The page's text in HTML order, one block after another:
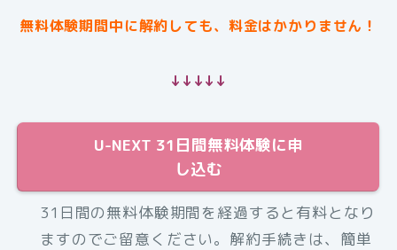
無料体験期間中に解約しても、料金はかかりません！
↓↓↓↓↓
U-NEXT 31日間無料体験に申
し込む
31日間の無料体験期間を経過すると有料となり
ますのでご留意ください。解約手続きは、簡単